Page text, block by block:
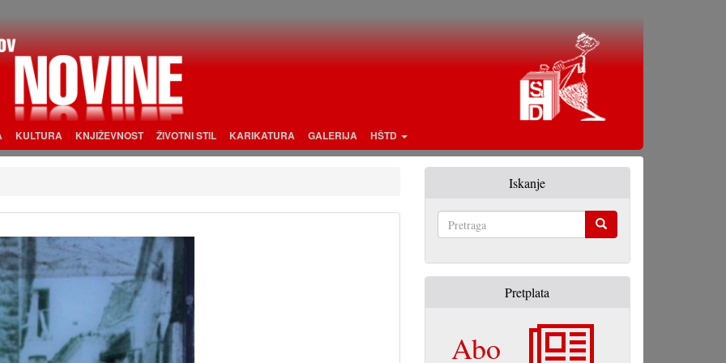
KULTURA KNJIŽEVNOST ŽIVOTNI STIL KARIKATURA GALERIJA HŠTD
Iskanje
Pretplata
Abo